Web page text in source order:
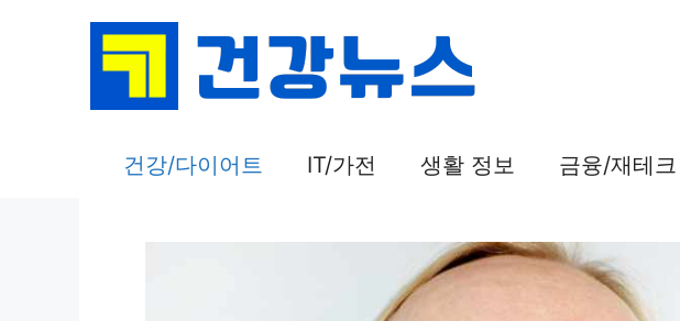
건강/다이어트 IT/가전 생활 정보 금융/재테크